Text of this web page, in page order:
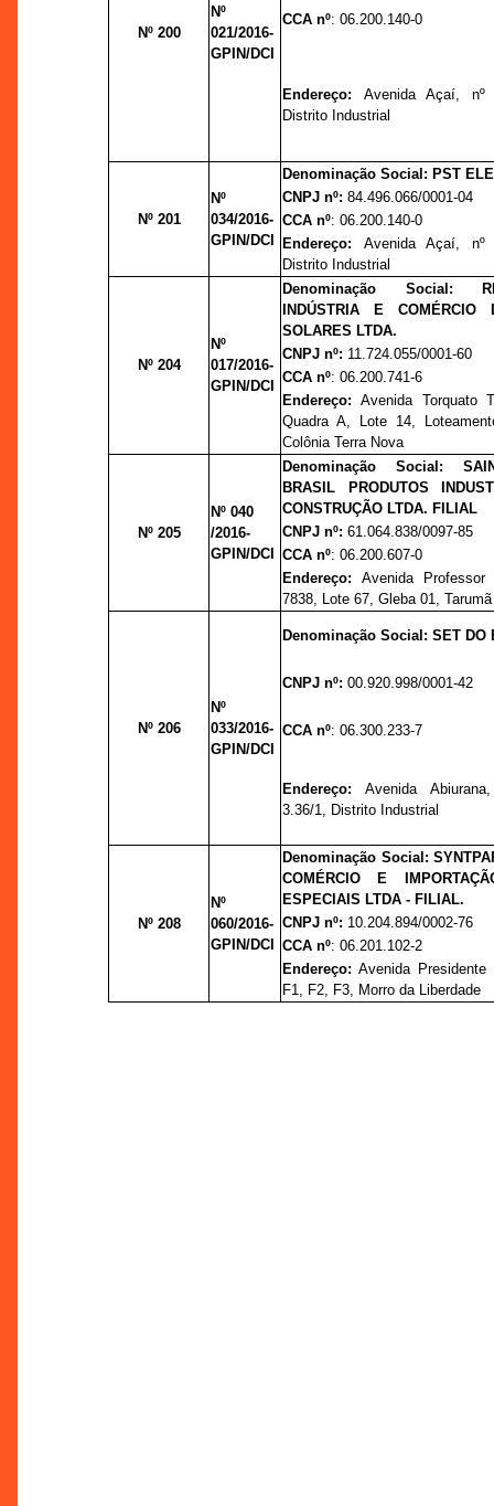
Nº 200
Nº
021/2016-
GPIN/DCI
CCA nº: 06.200.140-0
Endereço: Avenida Açaí,
Distrito Industrial
Nº 201
Nº
034/2016-
GPIN/DCI
Denominação Social: PST
CNPJ nº:84.496.066/0001-04
CCA nº: 06.200.140-0
Endereço: Avenida Açaí,
Distrito Industrial
Nº 204
Nº
017/2016-
GPIN/DCI
Denominação Social:
INDÚSTRIA E COMÉRCIO
SOLARES LTDA.
CNPJ nº: 11.724.055/0001-60
CCA nº: 06.200.741-6
Endereço:Avenida Torquato
Quadra A, Lote 14,
Colônia Terra Nova
Nº 205
Nº 040
/2016-
GPIN/DCI
Denominação Social:
BRASIL PRODUTOS
CONSTRUÇÃO LTDA. FILIAL
CNPJ nº:61.064.838/0097-85
CCA nº: 06.200.607-0
Endereço:Avenida
7838, Lote 67, Gleba 01, Tarumã
Nº 206
Nº
033/2016-
GPIN/DCI
Denominação Social: SET DO
CNPJ nº:00.920.998/0001-42
CCA nº: 06.300.233-7
Endereço:Avenida
3.36/1, Distrito Industrial
Nº 208
Nº
060/2016-
GPIN/DCI
Denominação Social:
COMÉRCIO E
ESPECIAIS LTDA - FILIAL.
CNPJ nº: 10.204.894/0002-76
CCA nº: 06.201.102-2
Endereço:Avenida Presidente
F1, F2, F3, Morro da Liberdade